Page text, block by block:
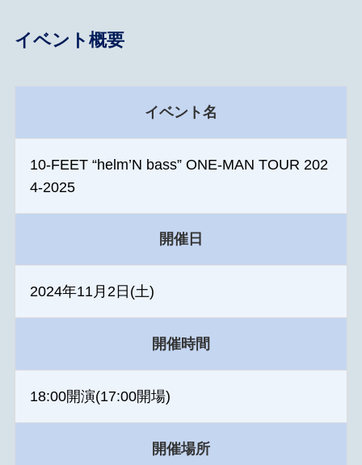
イベント概要
イベント名
10-FEET “helm’N bass” ONE-MAN TOUR 202
4-2025
開催日
2024年11月2日(土)
開催時間
18:00開演(17:00開場)
開催場所